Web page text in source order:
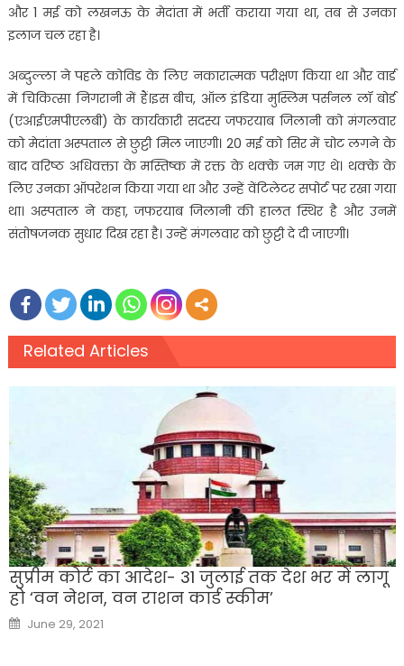
और 1 मई को लखनऊ के मेदांता में भर्ती कराया गया था, तब से उनका
इलाज चल रहा है।
अब्दुल्ला ने पहले कोविड के लिए नकारात्मक परीक्षण किया था और वार्ड
में चिकित्सा निगरानी में हैं।इस बीच, ऑल इंडिया मुस्लिम पर्सनल लॉ बोर्ड
(एआईएमपीएलबी) के कार्यकारी सदस्य जफरयाब जिलानी को मंगलवार
को मेदांता अस्पताल से छुट्टी मिल जाएगी। 20 मई को सिर में चोट लगने के
बाद वरिष्ठ अधिवक्ता के मस्तिष्क में रक्त के थक्के जम गए थे। थक्के के
लिए उनका ऑपरेशन किया गया था और उन्हें वेंटिलेटर सपोर्ट पर रखा गया
था। अस्पताल ने कहा, जफरयाब जिलानी की हालत स्थिर है और उनमें
संतोषजनक सुधार दिख रहा है। उन्हें मंगलवार को छुट्टी दे दी जाएगी।
Related Articles
सुप्रीम कोर्ट का आदेश- 31 जुलाई तक देश भर में लागू
हो ‘वन नेशन, वन राशन कार्ड स्कीम’
Posted
on
June 29, 2021